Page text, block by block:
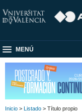
MENÚ
Inicio > Listado > Título propio